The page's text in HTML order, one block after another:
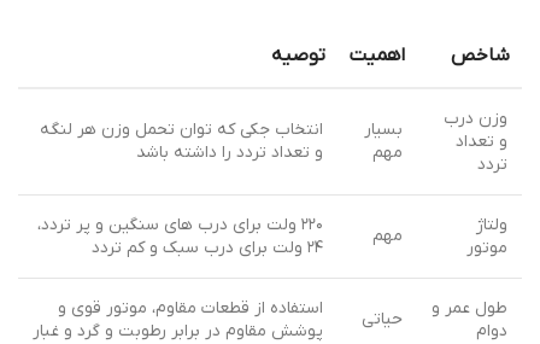
شاخص اهمیت توصیه
وزن درب
و تعداد
تردد
بسیار
مهم
انتخاب جکی که توان تحمل وزن هر لنگه
و تعداد تردد را داشته باشد
ولتاژ
موتور
مهم
۲۲۰ ولت برای درب های سنگین و پر تردد،
۲۴ ولت برای درب سبک و کم تردد
طول عمر و
دوام
حیاتی
استفاده از قطعات مقاوم، موتور قوی و
پوشش مقاوم در برابر رطوبت و گرد و غبار